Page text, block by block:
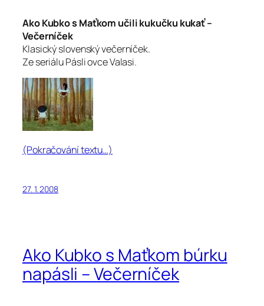
Ako Kubko s Maťkom učili kukučku kukať –
Večerníček
Klasický slovenský večerníček.
Ze seriálu Pásli ovce Valasi.
(Pokračování textu…)
27. 1. 2008
Ako Kubko s Maťkom búrku
napásli – Večerníček